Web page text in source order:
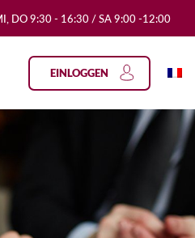
DO 9:30 - 16:30 / SA 9:00 -12:00
EINLOGGEN